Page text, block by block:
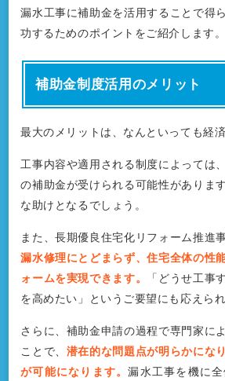
漏水工事に補助金を活用することで得
功するためのポイントをご紹介します。
補助金制度活用のメリット
最大のメリットは、なんといっても経
工事内容や適用される制度によっては
の補助金が受けられる可能性がありま
な助けとなるでしょう。
また、長期優良住宅化リフォーム推進
漏水修理にとどまらず、住宅全体の性
ォームを実現できます。
「どうせ工事
を高めたい」というご要望にも応えら
さらに、補助金申請の過程で専門家に
ことで、 潜在的な問題点が明らかにな
が可能になります。漏水工事を機に